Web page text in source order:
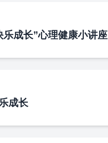
乐成长”心理健康小讲座
成长